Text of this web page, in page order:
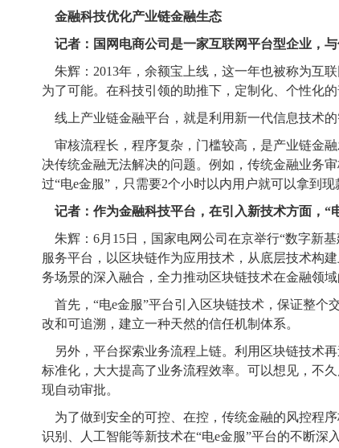
金融科技优化产业链金融生态
记者：国网电商公司是一家互联网平台型企业，
朱辉：2013年，余额宝上线，这一年也被称为互
为了可能。在科技引领的助推下，定制化、个性化
线上产业链金融平台，就是利用新一代信息技术
审核流程长，程序复杂，门槛较高，是产业链金
决传统金融无法解决的问题。例如，传统金融业务
过“电e金服”，只需要2个小时以内用户就可以拿到现
记者：作为金融科技平台，在引入新技术方面，“
朱辉：6月15日，国家电网公司在京举行“数字新基
服务平台，以区块链作为应用技术，从底层技术构
务场景的深入融合，全力推动区块链技术在金融领域
首先，“电e金服”平台引入区块链技术，保证整
改和可追溯，建立一种天然的信任机制体系。
另外，平台探索业务流程上链。利用区块链技术
标准化，大大提高了业务流程效率。可以想见，不
现自动审批。
为了做到安全的可控、在控，传统金融的风控程
识别、人工智能等新技术在“电e金服”平台的不断深